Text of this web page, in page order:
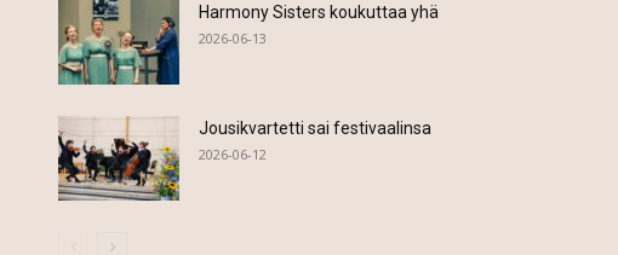
Harmony Sisters koukuttaa yhä
2026-06-13
Jousikvartetti sai festivaalinsa
2026-06-12